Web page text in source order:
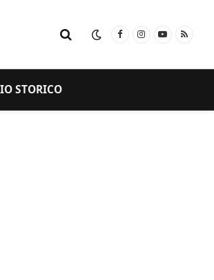
FacebookInstagram
YouTube
RSS
STORICO